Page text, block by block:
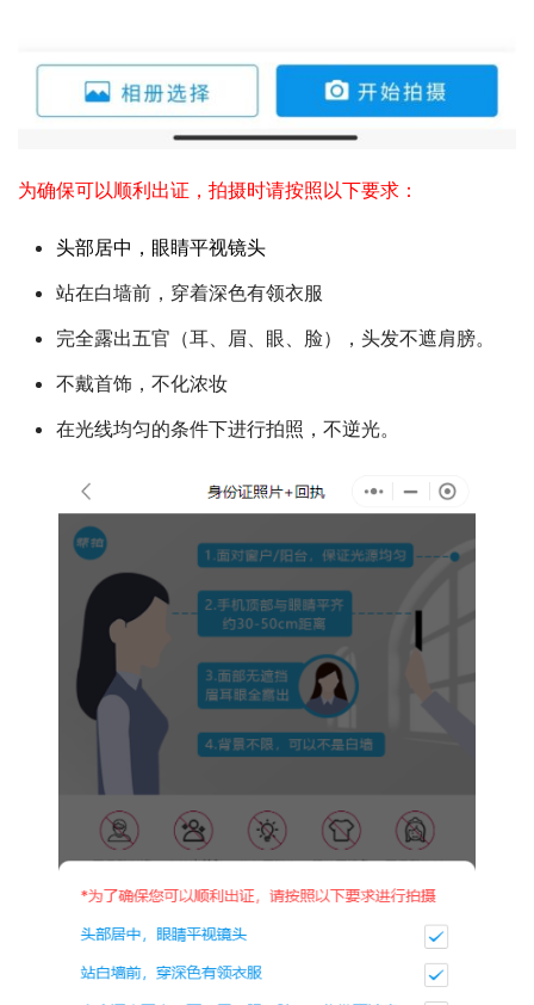
为确保可以顺利出证，拍摄时请按照以下要求：
头部居中，眼睛平视镜头
站在白墙前，穿着深色有领衣服
完全露出五官（耳、眉、眼、脸），头发不遮肩膀。
不戴首饰，不化浓妆
在光线均匀的条件下进行拍照，不逆光。